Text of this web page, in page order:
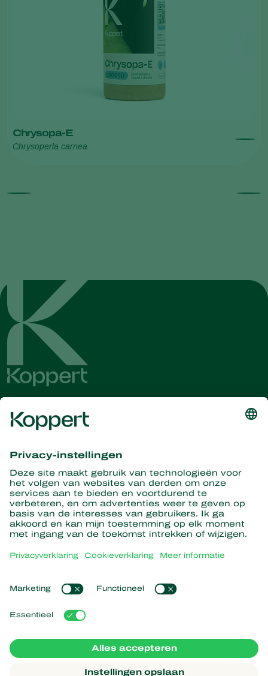
Chrysopa-E
Chrysoperla carnea
Ontvang het laatste nieuws en
informatie
Hier aanmelden
Partners with Nature
Roofmijten
Roofinsecten
Nuttige nematoden
Nuttige micro-organismen
Gewasbescherming
Nieuws en informatie
Duurzaamheid
Werken bij Koppert
Contact
Populaire links
Ervaringen van klanten
Koppert One
Koppert Global
Cookies beheren